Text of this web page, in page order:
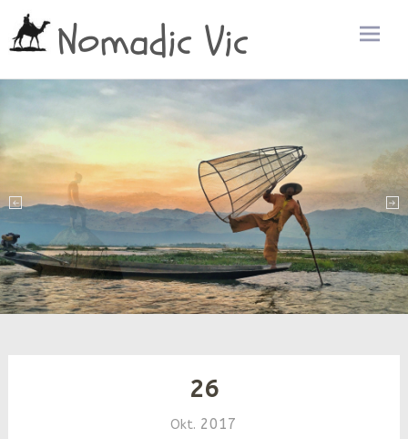
Nomadic Vic
26
Okt. 2017